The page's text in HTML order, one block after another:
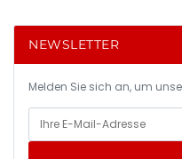
NEWSLETTER
Melden Sie sich an, um